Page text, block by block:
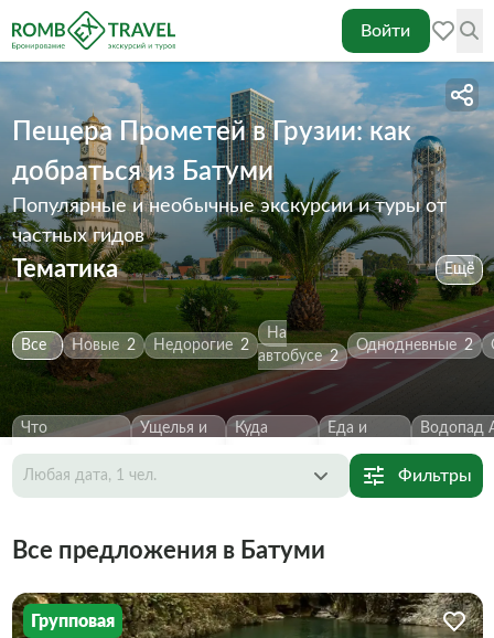
Войти
Пещера Прометей в Грузии: как
добраться из Батуми
Популярные и необычные экскурсии и туры от
частных гидов
Тематика Ещё
Все Новые 2 Недорогие 2
На
автобусе 2
Однодневные 2
Что
посмотреть 2
Ущелья и
каньоны 2
Куда
сходить 2
Еда и
напитки 1
Водопад
Любая дата, 1 чел.
Фильтры
Все предложения в Батуми
Групповая